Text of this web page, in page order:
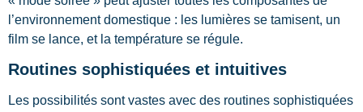
l’environnement domestique : les lumières se tamisent, un
film se lance, et la température se régule.
Routines sophistiquées et intuitives
Les possibilités sont vastes avec des routines sophistiquées